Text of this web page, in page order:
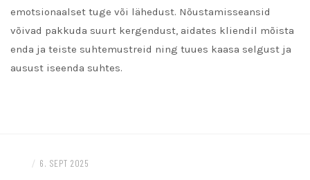
emotsionaalset tuge või lähedust. Nõustamisseansid
võivad pakkuda suurt kergendust, aidates kliendil mõista
enda ja teiste suhtemustreid ning tuues kaasa selgust ja
ausust iseenda suhtes.
/ 6. SEPT 2025